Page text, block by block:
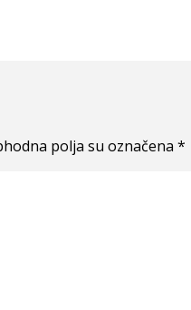
polja su označena *